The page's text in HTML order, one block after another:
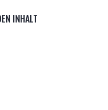
INHALT